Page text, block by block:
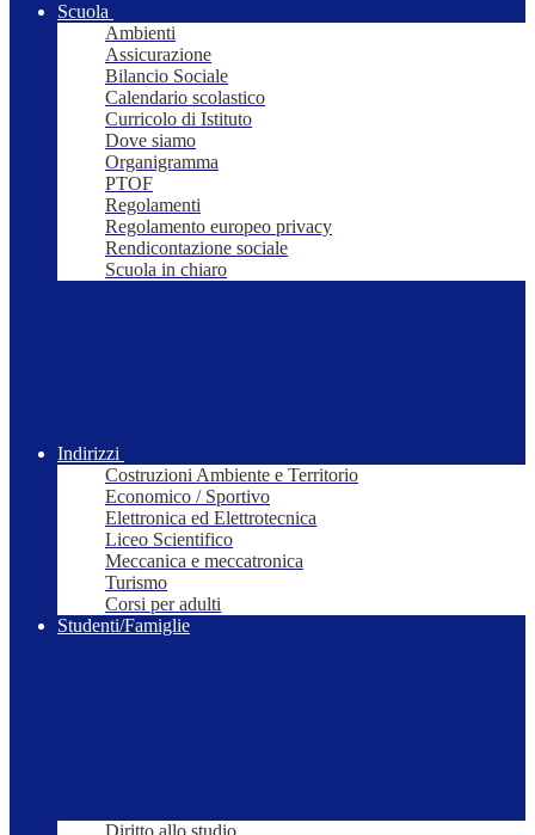
Scuola
Ambienti
Assicurazione
Bilancio Sociale
Calendario scolastico
Curricolo di Istituto
Dove siamo
Organigramma
PTOF
Regolamenti
Regolamento europeo privacy
Rendicontazione sociale
Scuola in chiaro
Indirizzi
Costruzioni Ambiente e Territorio
Economico / Sportivo
Elettronica ed Elettrotecnica
Liceo Scientifico
Meccanica e meccatronica
Turismo
Corsi per adulti
Studenti/Famiglie